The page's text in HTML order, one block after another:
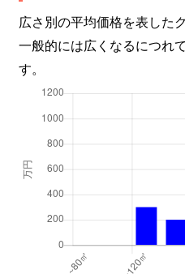
広さ別の平均価格を表した
一般的には広くなるにつれ
す。